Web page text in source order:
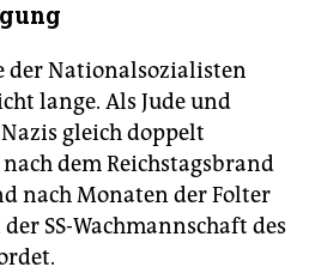
der Nationalsozialisten
lange. Als Jude und
gleich doppelt
dem Reichstagsbrand
nach Monaten der Folter
SS-Wachmannschaft des